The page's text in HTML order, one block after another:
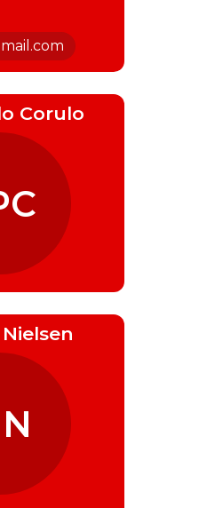
Corulo